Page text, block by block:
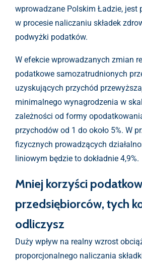
wprowadzane Polskim Ładzie, jest
w procesie naliczaniu składek
podwyżki podatków.
W efekcie wprowadzanych zmian
podatkowe samozatrudnionych
uzyskujących przychód
minimalnego wynagrodzenia w
zależności od formy
przychodów od 1 do około 5%. W
fizycznych prowadzących
liniowym będzie to dokładnie 4,9%.
Mniej korzyści
przedsiębiorców, tych
odliczysz
Duży wpływ na realny wzrost
proporcjonalnego naliczania